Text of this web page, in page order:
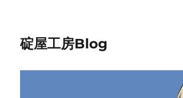
碇屋工房Blog